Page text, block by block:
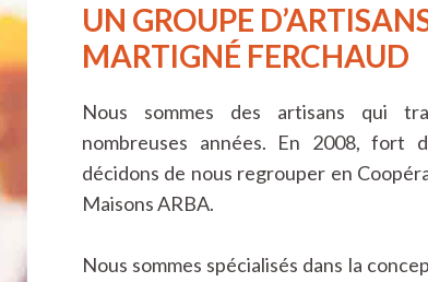
UN GROUPE
MARTIGNÉ FERCHAUD
Nous sommes des artisans qui
nombreuses années. En 2008, fort
décidons de nous regrouper en
Maisons ARBA.
Nous sommes spécialisés dans la